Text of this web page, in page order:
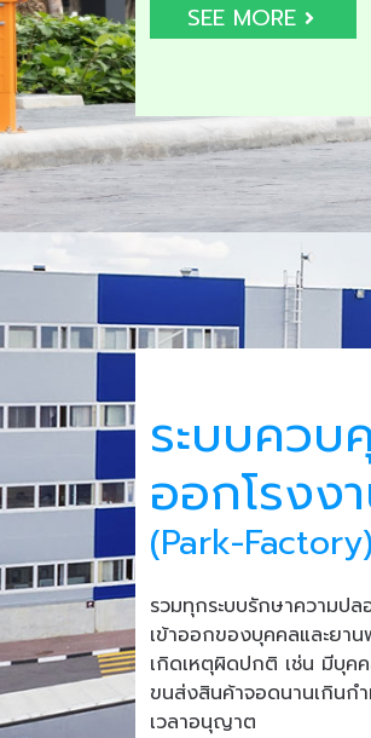
SEE MORE
ระบบควบ
ออกโรงง
(Park-Factory)
รวมทุกระบบรักษาความป
เข้าออกของบุคคลและยา
เกิดเหตุผิดปกติ เช่น มีบุค
ขนส่งสินค้าจอดนานเกินก
เวลาอนุญาต